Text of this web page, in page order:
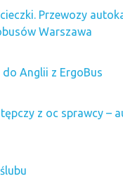
Przewozy
Warszawa
Anglii z ErgoBus
z oc sprawcy –